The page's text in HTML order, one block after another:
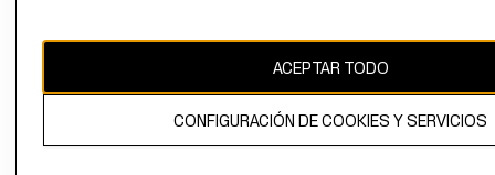
El contenido de esta página web está protegido por copyright y es
propiedad de H&M Hennes & Mauritz AB.
ACEPTAR TODO
CONFIGURACIÓN DE COOKIES Y SERVICIOS